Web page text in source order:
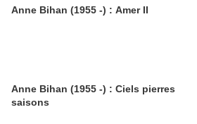
Anne Bihan (1955 -) : Amer II
Anne Bihan (1955 -) : Ciels pierres
saisons